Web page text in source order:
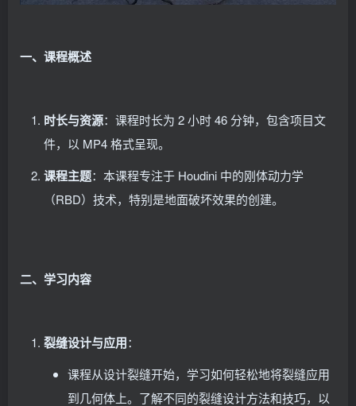
一、课程概述
时长与资源：课程时长为 2 小时 46 分钟，包含项目文
件，以 MP4 格式呈现。
课程主题：本课程专注于 Houdini 中的刚体动力学
（RBD）技术，特别是地面破坏效果的创建。
二、学习内容
裂缝设计与应用：
课程从设计裂缝开始，学习如何轻松地将裂缝应用
到几何体上。了解不同的裂缝设计方法和技巧，以